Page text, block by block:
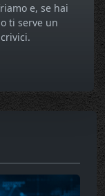
e, se hai
ti serve un